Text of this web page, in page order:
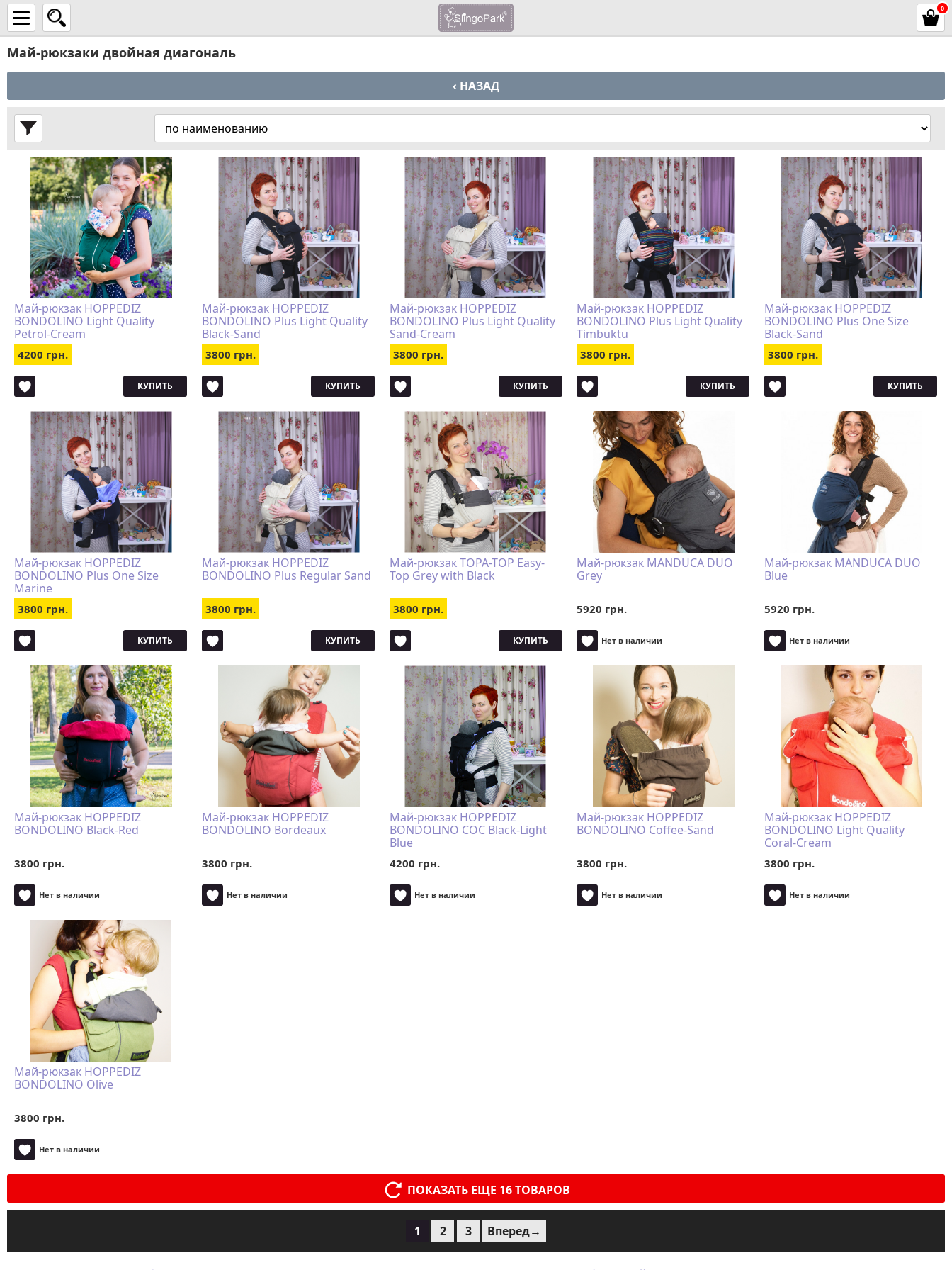
0
Май-рюкзаки двойная диагональ
‹ НАЗАД
Май-рюкзак HOPPEDIZ
BONDOLINO Light Quality
Petrol-Cream
4200 грн.
КУПИТЬ
Май-рюкзак HOPPEDIZ
BONDOLINO Plus Light Quality
Black-Sand
3800 грн.
КУПИТЬ
Май-рюкзак HOPPEDIZ
BONDOLINO Plus Light Quality
Sand-Cream
3800 грн.
КУПИТЬ
Май-рюкзак HOPPEDIZ
BONDOLINO Plus Light Quality
Timbuktu
3800 грн.
КУПИТЬ
Май-рюкзак HOPPEDIZ
BONDOLINO Plus One Size
Black-Sand
3800 грн.
КУПИТЬ
Май-рюкзак HOPPEDIZ
BONDOLINO Plus One Size
Marine
3800 грн.
КУПИТЬ
Май-рюкзак HOPPEDIZ
BONDOLINO Plus Regular Sand
3800 грн.
КУПИТЬ
Май-рюкзак TOPA-TOP Easy-
Top Grey with Black
3800 грн.
КУПИТЬ
Май-рюкзак MANDUCA DUO
Grey
5920 грн.
Нет в наличии
Май-рюкзак MANDUCA DUO
Blue
5920 грн.
Нет в наличии
Май-рюкзак HOPPEDIZ
BONDOLINO Black-Red
3800 грн.
Нет в наличии
Май-рюкзак HOPPEDIZ
BONDOLINO Bordeaux
3800 грн.
Нет в наличии
Май-рюкзак HOPPEDIZ
BONDOLINO COC Black-Light
Blue
4200 грн.
Нет в наличии
Май-рюкзак HOPPEDIZ
BONDOLINO Coffee-Sand
3800 грн.
Нет в наличии
Май-рюкзак HOPPEDIZ
BONDOLINO Light Quality
Coral-Cream
3800 грн.
Нет в наличии
Май-рюкзак HOPPEDIZ
BONDOLINO Olive
3800 грн.
Нет в наличии
ПОКАЗАТЬ ЕЩЕ 16 ТОВАРОВ
1 2 3 Вперед→